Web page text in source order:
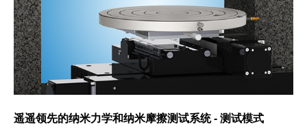
遥遥领先的纳米力学和纳米摩擦测试系统 - 测试模式